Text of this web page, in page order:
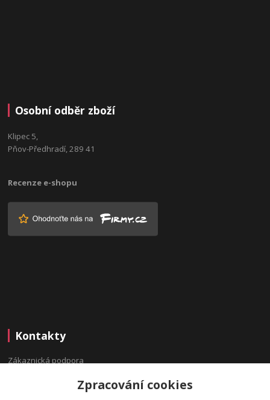
Osobní odběr zboží
Klipec 5,
Pňov-Předhradí, 289 41
Recenze e-shopu
Kontakty
Zákaznická podpora
info@bydleninavesnici.czZpracování cookies